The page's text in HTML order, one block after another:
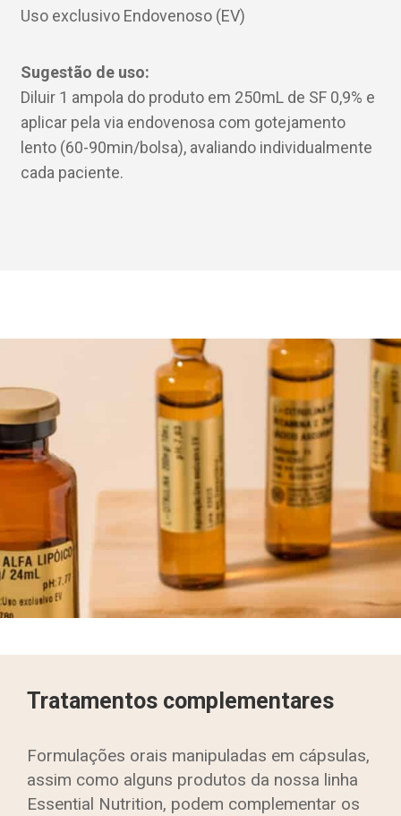
Uso exclusivo Endovenoso (EV)
Sugestão de uso:
Diluir 1 ampola do produto em 250mL de SF 0,9% e
aplicar pela via endovenosa com gotejamento
lento (60-90min/bolsa), avaliando individualmente
cada paciente.
Tratamentos complementares
Formulações orais manipuladas em cápsulas,
assim como alguns produtos da nossa linha
Essential Nutrition, podem complementar os